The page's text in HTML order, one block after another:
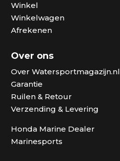
Winkel
Winkelwagen
Afrekenen
Over ons
Over Watersportmagazijn.nl
Garantie
Ruilen & Retour
Verzending & Levering
Honda Marine Dealer
Marinesports